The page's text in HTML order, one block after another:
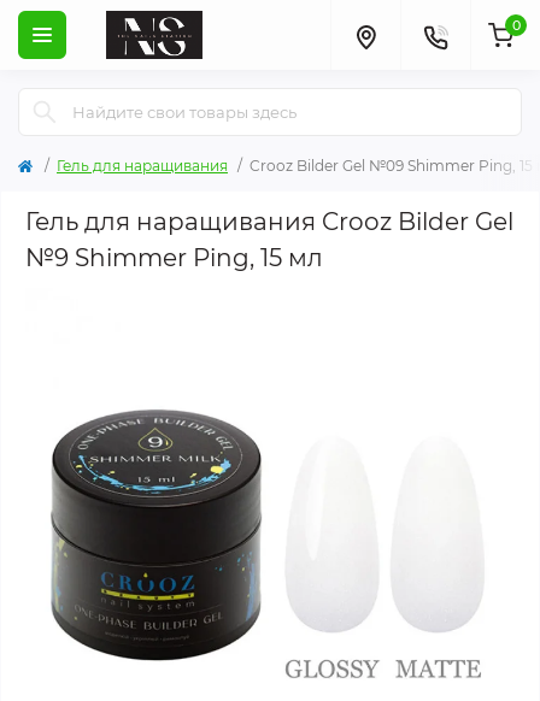
0
Гель для наращивания Crooz Bilder Gel №09 Shimmer Ping, 15
Гель для наращивания Crooz Bilder Gel
№9 Shimmer Ping, 15 мл